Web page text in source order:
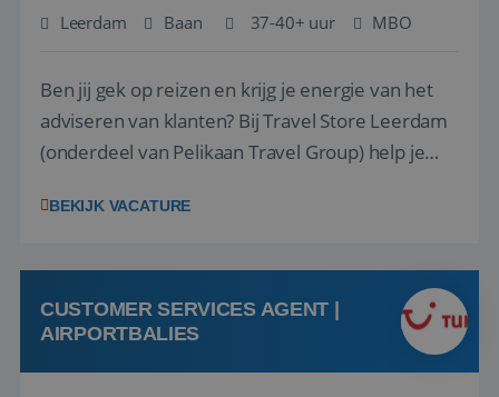
Leerdam Baan 37-40+ uur MBO
Ben jij gek op reizen en krijg je energie van het
adviseren van klanten? Bij Travel Store Leerdam
(onderdeel van Pelikaan Travel Group) help je
vinden. Samen maken we van elke reis een
hebt in de reisbranche of j...
BEKIJK VACATURE
CUSTOMER SERVICES AGENT |
AIRPORTBALIES